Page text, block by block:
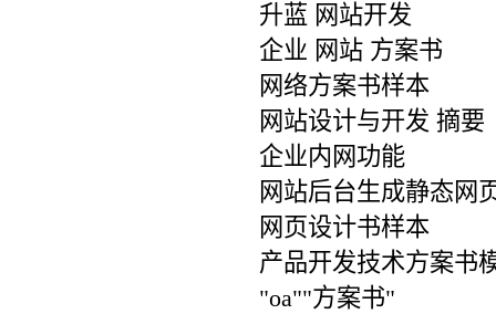
升蓝 网站开发
企业 网站 方案书
网络方案书样本
网站设计与开发 摘要
企业内网功能
网站后台生成静态网
网页设计书样本
产品开发技术方案书
"oa""方案书"